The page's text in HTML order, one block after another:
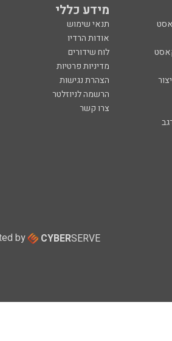
מידע כללי
תנאי שימוש
אודות הרדיו
לוח שידורים
מדיניות פרטיות
הצהרת נגישות
הרשמה לניוזלטר
צרו קשר
by CYBERSERVE